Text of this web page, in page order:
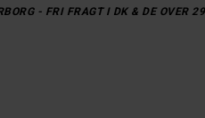
- FRI FRAGT I DK & DE OVER